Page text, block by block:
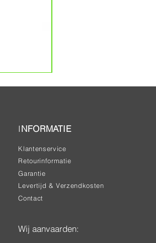
INFORMATIE
Klantenservice
Retourinformatie
Garantie
Levertijd & Verzendkosten
Contact
Wij aanvaarden: